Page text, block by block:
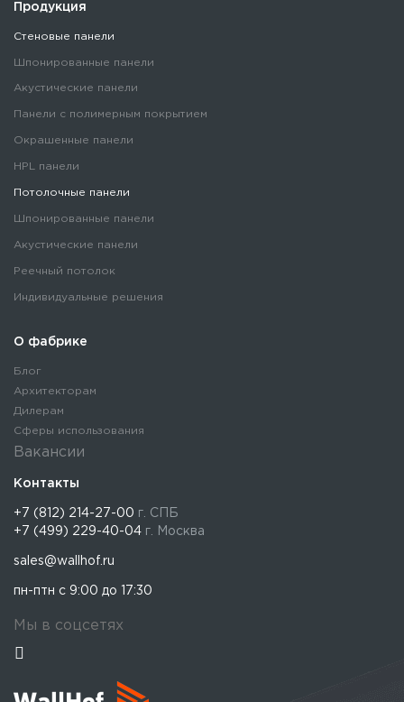
Контакты
+7 (812) 214-27-00 г. СПБ
+7 (499) 229-40-04 г. Москва
sales@wallhof.ru
пн-птн с 9:00 до 17:30
Мы в соцсетях
Продукция
Стеновые панели
Шпонированные панели
Акустические панели
Панели с полимерным покрытием
Окрашенные панели
HPL панели
Потолочные панели
Шпонированные панели
Акустические панели
Реечный потолок
Индивидуальные решения
О фабрике
Блог
Архитекторам
Дилерам
Сферы использования
Вакансии